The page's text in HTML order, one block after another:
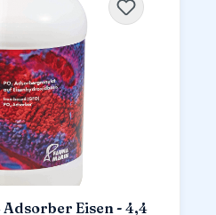
Adsorber Eisen - 4,4